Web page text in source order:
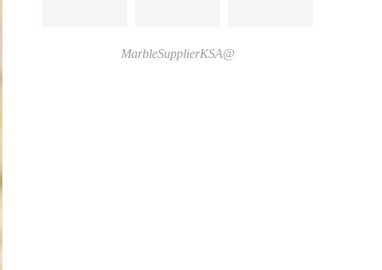
@MarbleSupplierKSA